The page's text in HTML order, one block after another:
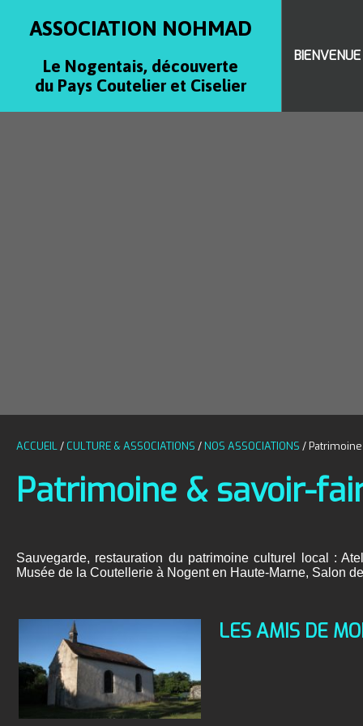
ASSOCIATION NOHMAD
Le Nogentais, découverte
du Pays Coutelier et Ciselier
BIENVENUE
ACCUEIL/ CULTURE & ASSOCIATIONS / NOS ASSOCIATIONS /
Patrimoine & savoir-
Sauvegarde, restauration du patrimoine culturel local :
Musée de la Coutellerie à Nogent en Haute-Marne, Salon
LES AMIS DE